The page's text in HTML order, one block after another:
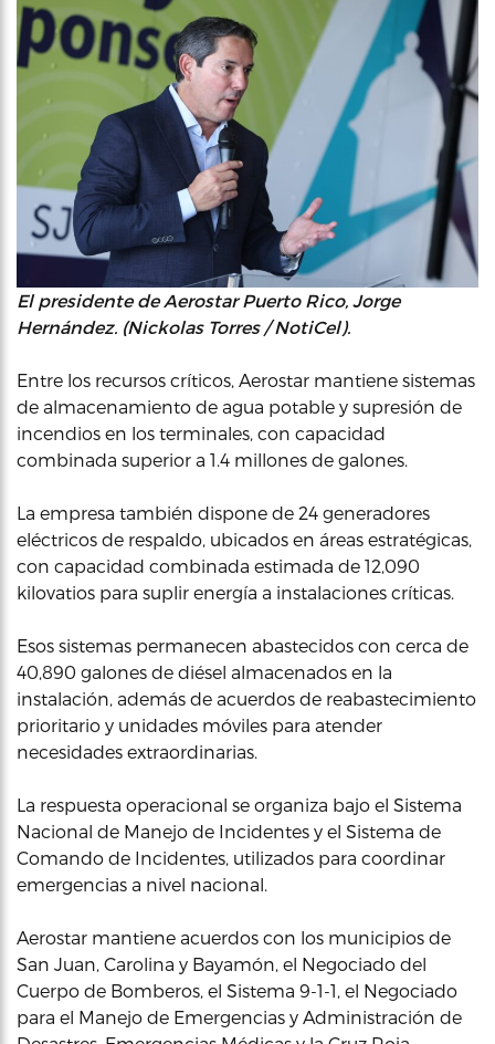
El presidente de Aerostar Puerto Rico, Jorge
Hernández. (Nickolas Torres / NotiCel).
Entre los recursos críticos, Aerostar mantiene sistemas
de almacenamiento de agua potable y supresión de
incendios en los terminales, con capacidad
combinada superior a 1.4 millones de galones.
La empresa también dispone de 24 generadores
eléctricos de respaldo, ubicados en áreas estratégicas,
con capacidad combinada estimada de 12,090
kilovatios para suplir energía a instalaciones críticas.
Esos sistemas permanecen abastecidos con cerca de
40,890 galones de diésel almacenados en la
instalación, además de acuerdos de reabastecimiento
prioritario y unidades móviles para atender
necesidades extraordinarias.
La respuesta operacional se organiza bajo el Sistema
Nacional de Manejo de Incidentes y el Sistema de
Comando de Incidentes, utilizados para coordinar
emergencias a nivel nacional.
Aerostar mantiene acuerdos con los municipios de
San Juan, Carolina y Bayamón, el Negociado del
Cuerpo de Bomberos, el Sistema 9-1-1, el Negociado
para el Manejo de Emergencias y Administración de